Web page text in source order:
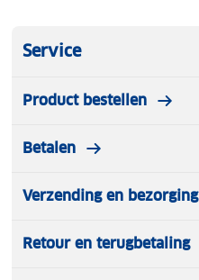
Service
Product bestellen
Betalen
Verzending en bezorging
Retour en terugbetaling